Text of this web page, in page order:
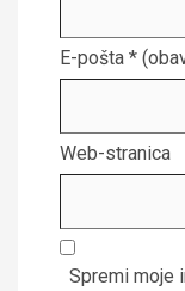
E-pošta *
Web-stranica
Spremi moje